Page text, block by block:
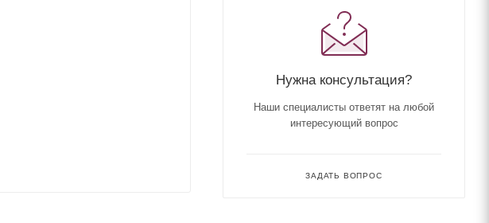
Нужна консультация?
Наши специалисты ответят на любой
интересующий вопрос
ЗАДАТЬ ВОПРОС